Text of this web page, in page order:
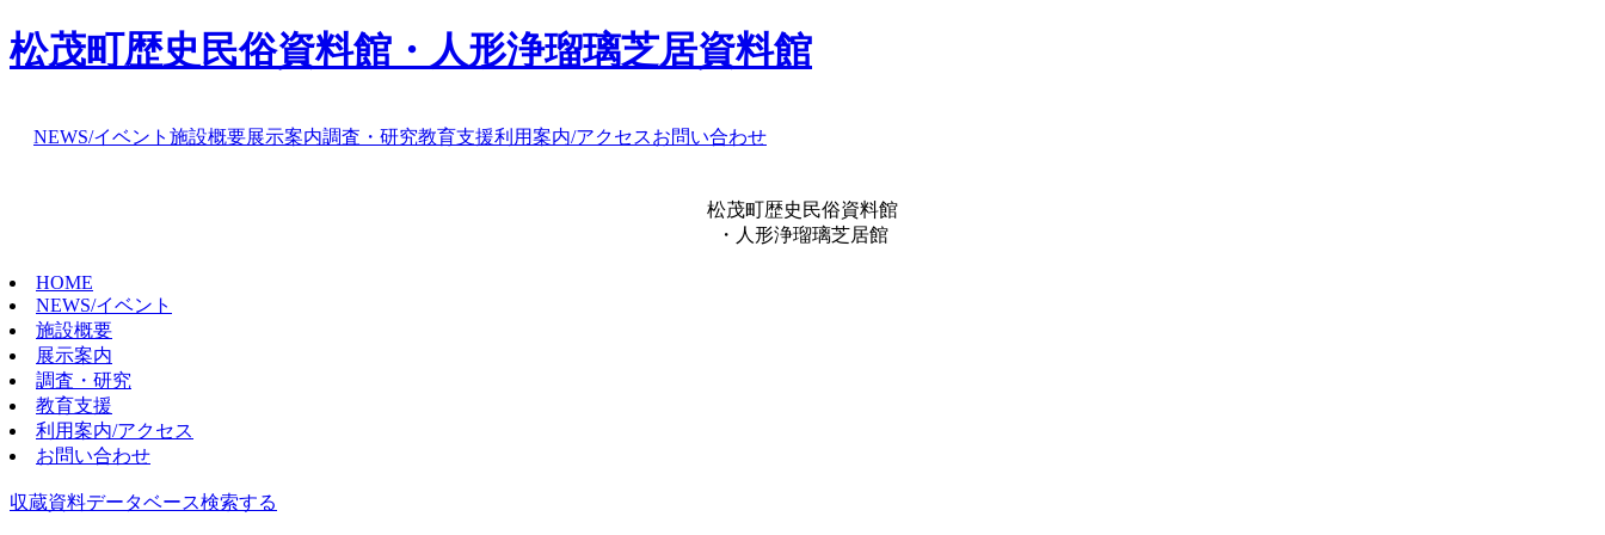
松茂町歴史民俗資料館・人形浄瑠璃芝居資料館
NEWS/イベント 施設概要展示案内調査・研究教育支援利用案内/アクセスお問い合わせ
松茂町歴史民俗資料館
・人形浄瑠璃芝居館
HOME
NEWS/イベント
施設概要
展示案内
調査・研究
教育支援
利用案内/アクセス
お問い合わせ
収蔵資料データベース検索する